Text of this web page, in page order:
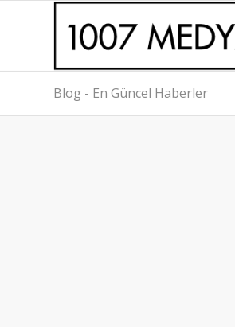
Blog - En Güncel Haberler